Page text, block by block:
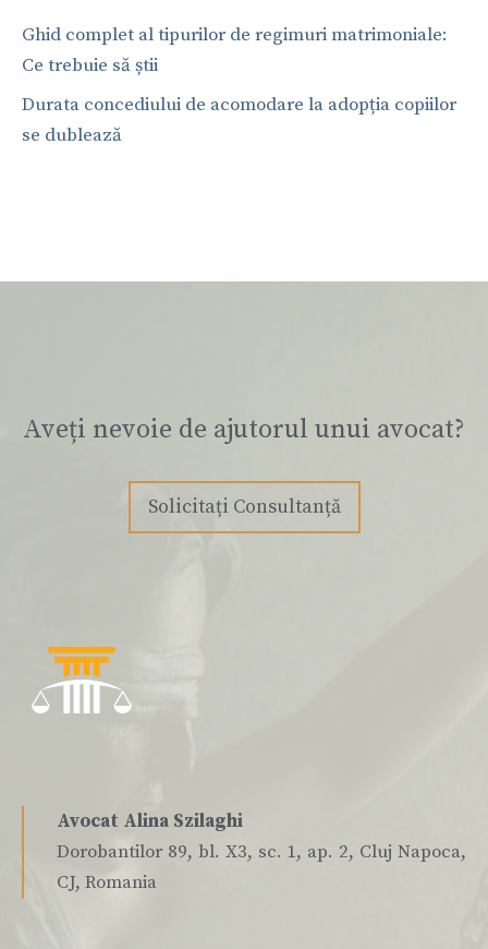
Ghid complet al tipurilor de regimuri matrimoniale:
Ce trebuie să știi
Durata concediului de acomodare la adopția copiilor
se dublează
Aveți nevoie de ajutorul unui avocat?
Solicitați Consultanță
Avocat Alina Szilaghi
Dorobantilor 89, bl. X3, sc. 1, ap. 2, Cluj Napoca,
CJ, Romania